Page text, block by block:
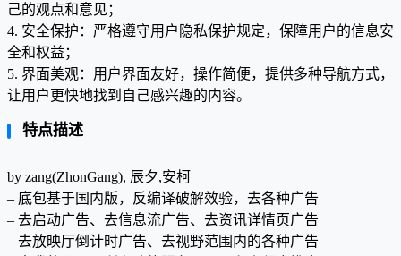
己的观点和意见；
4. 安全保护：严格遵守用户隐私保护规定，保障用户的信息安
全和权益；
5. 界面美观：用户界面友好，操作简便，提供多种导航方式，
让用户更快地找到自己感兴趣的内容。
特点描述
by zang(ZhonGang), 辰夕,安柯
– 底包基于国内版，反编译破解效验，去各种广告
– 去启动广告、去信息流广告、去资讯详情页广告
– 去放映厅倒计时广告、去视野范围内的各种广告